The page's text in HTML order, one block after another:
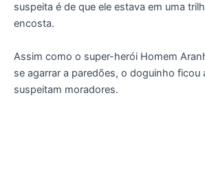
suspeita é de que ele estava em uma
encosta.
Assim como o super-herói Homem
se agarrar a paredões, o doguinho ficou
suspeitam moradores.